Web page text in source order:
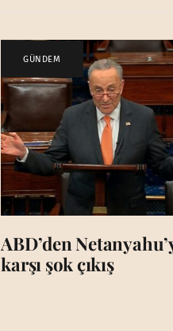
GÜNDEM
ABD’den
karşı şok çıkış